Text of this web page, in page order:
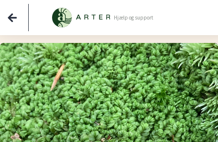
Hjælp og support